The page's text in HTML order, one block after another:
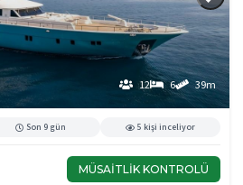
12 6 39m
Son 9 gün 5 kişi inceliyor
MÜSAITLIK KONTROLÜ